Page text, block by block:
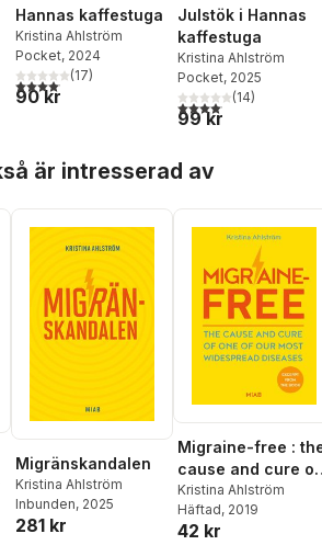
antal röster:
Hannas kaffestuga
Kristina Ahlström
Pocket, 2024
4,1utav 5 stjärnor. Totalt antal röster:
(17)
90 kr
Julstök i Hannas
kaffestuga
Kristina Ahlström
Pocket, 2025
4,1utav 5 stjärnor.
(14)
99 kr
är intresserad av
Migränskandalen
Kristina Ahlström
Inbunden, 2025
281 kr
Migraine-free :
cause and cure of
one of our most
widespread
diseases
Kristina Ahlström
Häftad, 2019
42 kr